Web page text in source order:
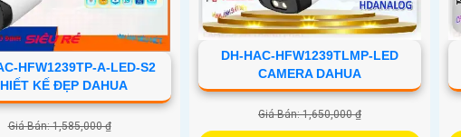
HFW1239TP-A-LED-S2
KẾ ĐẸP DAHUA
Giá Bán: 1,585,000 ₫
DH-HAC-HFW1239TLMP-LED
CAMERA DAHUA
Giá Bán: 1,650,000 ₫